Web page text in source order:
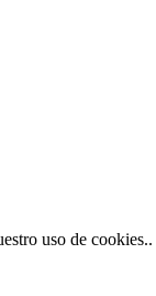
uso de cookies..